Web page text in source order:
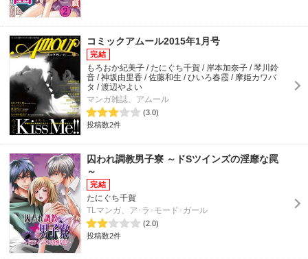
コミックアムール2015年1月号
もろおか紀美子 / たにぐち千賀 / 岸本加奈子 / 琴川鈴
音 / 神坂由里香 / 佐藤和生 / ひいろ春霞 / 摩姫カワバ
タ / 渡辺やよい
マンガ雑誌、アムール
(3.0)
投稿数2件
囚われ調教男子寮 ～ドSツインズの淫靡な罠
～
たにぐち千賀
TLマンガ、ア･ラ･モード･ガール
(2.0)
投稿数2件